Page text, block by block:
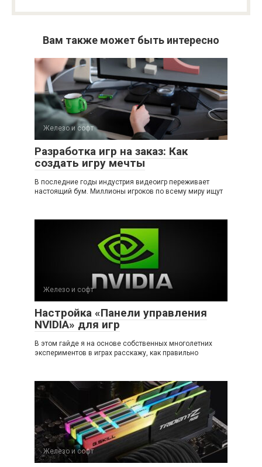
Вам также может быть интересно
Железо и софт
Разработка игр на заказ: Как
создать игру мечты
В последние годы индустрия видеоигр переживает
настоящий бум. Миллионы игроков по всему миру ищут
Железо и софт
Настройка «Панели управления
NVIDIA» для игр
В этом гайде я на основе собственных многолетних
экспериментов в играх расскажу, как правильно
Железо и софт